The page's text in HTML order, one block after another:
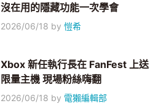
沒在用的隱藏功能一次學會
2026/06/18 by愷希
Xbox 新任執行長在 FanFest 上送
限量主機 現場粉絲嗨翻
2026/06/18 by 電獺編輯部